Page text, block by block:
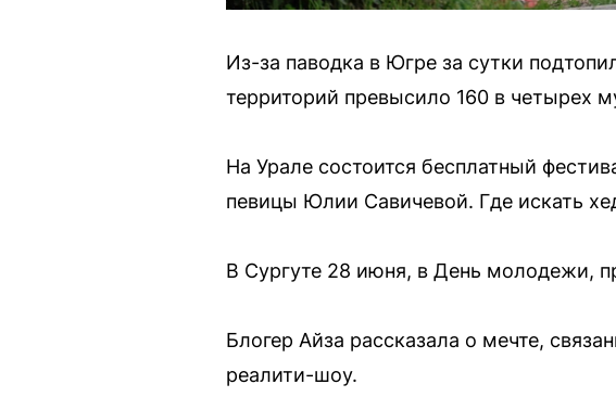
Из-за паводка в Югре за сутки
территорий превысило 160 в четырех
На Урале состоится бесплатный
певицы Юлии Савичевой. Где искать
В Сургуте 28 июня, в День молодежи,
Блогер Айза рассказала о мечте,
реалити-шоу.